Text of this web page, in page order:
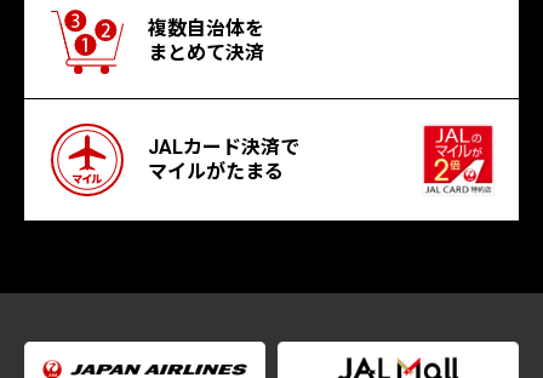
複数自治体を
まとめて決済
JALカード決済で
マイルがたまる